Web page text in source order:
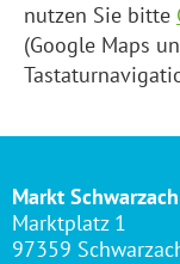
nutzen Sie bitte
(Google Maps
Markt
Marktplatz 1
97359